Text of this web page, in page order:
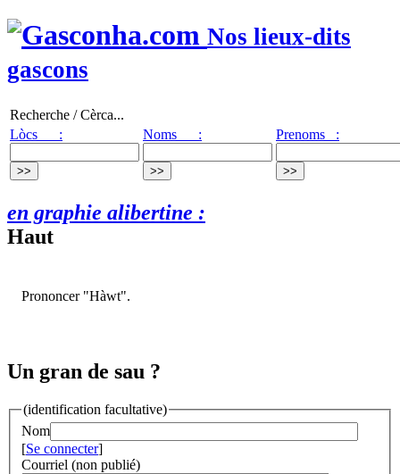
Nos lieux-dits
gascons
Recherche / Cèrca...
Lòcs :
Noms : Prenoms :
en graphie alibertine :
Haut
Prononcer "Hàwt".
Un gran de sau ?
(identification facultative)
Nom
[Se connecter]
Courriel (non publié)